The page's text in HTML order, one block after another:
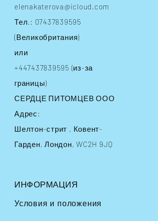
elenakaterova@icloud.com
Тел.: 07437839595
(Великобритания)
или
+447437839595 (из-за
границы)
СЕРДЦЕ ПИТОМЦЕВ ООО
Адрес:
Шелтон-стрит , Ковент-
Гарден, Лондон, WC2H 9JQ
ИНФОРМАЦИЯ
Условия и положения